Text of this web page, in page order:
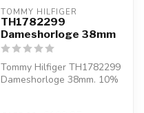
TOMMY HILFIGER
TH1782299
Dameshorloge 38mm
Tommy Hilfiger TH1782299
Dameshorloge 38mm. 10%